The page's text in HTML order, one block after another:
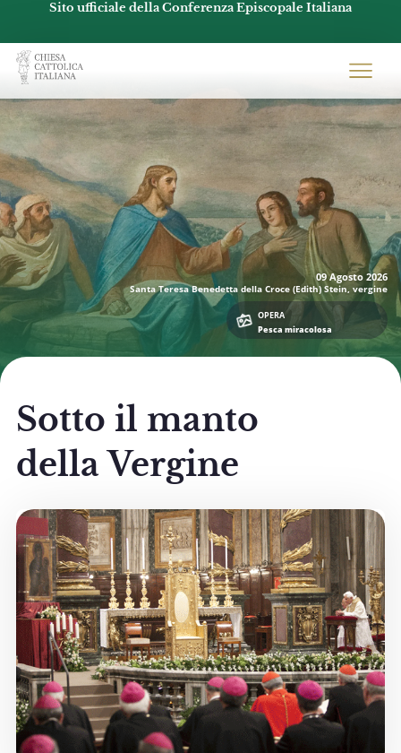
Sito ufficiale della Conferenza Episcopale Italiana
Chiesacattolica.it
09 Agosto 2026
Santa Teresa Benedetta della Croce (Edith) Stein, vergine
OPERA
Pesca miracolosa
Sotto il manto
della Vergine